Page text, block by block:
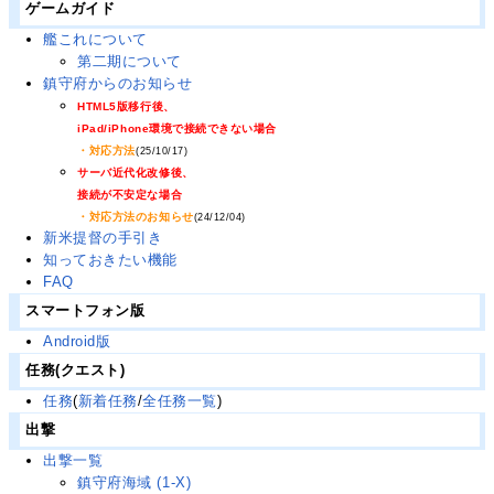
ゲームガイド
艦これについて
第二期について
鎮守府からのお知らせ
HTML5版移行後、
iPad/iPhone環境で接続できない場合
・対応方法(25/10/17)
サーバ近代化改修後、
接続が不安定な場合
・対応方法のお知らせ(24/12/04)
新米提督の手引き
知っておきたい機能
FAQ
スマートフォン版
Android版
任務(クエスト)
任務(新着任務/全任務一覧)
出撃
出撃一覧
鎮守府海域 (1-X)